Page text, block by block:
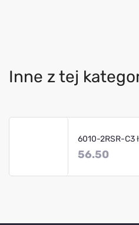
Inne z tej
6010-2RSR-C3
56.50